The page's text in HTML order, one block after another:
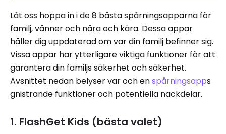
Låt oss hoppa in i de 8 bästa spårningsapparna för
familj, vänner och nära och kära. Dessa appar
håller dig uppdaterad om var din familj befinner sig.
Vissa appar har ytterligare viktiga funktioner för att
garantera din familjs säkerhet och säkerhet.
Avsnittet nedan belyser var och enspårningsapps
gnistrande funktioner och potentiella nackdelar.
1. FlashGet Kids (bästa valet)